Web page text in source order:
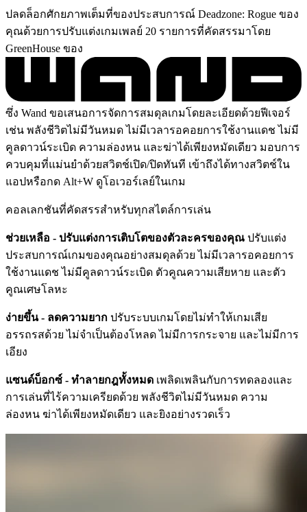
ปลดล็อกศักยภาพเต็มที่ของประสบการณ์ Deadzone: Rogue ของ
คุณด้วยการปรับแต่งเกมเพลย์ 20 รายการที่คัดสรรมาโดย
GreenHouse ของ
ซึ่ง Wand ขอเสนอการจัดการสมดุลเกมโดยละเอียดด้วยฟีเจอร์
เช่น พลังชีวิตไม่มีวันหมด ไม่มีเวลารอคอยการใช้งานแดช ไม่มี
คูลดาวน์ระเบิด ความล่องหน และฆ่าได้เพียงหมัดเดียว มอบการ
ควบคุมที่แม่นยำด้วยสวิตช์เปิด/ปิดทันที เข้าถึงได้ทางสวิตช์ใน
แอปหรือกด Alt+W ดูโอเวอร์เลย์ในเกม
คอลเลกชันที่คัดสรรสำหรับทุกสไตล์การเล่น
ช่วยเหลือ - ปรับแต่งการเติบโตของตัวละครของคุณ ปรับแต่ง
ประสบการณ์เกมของคุณอย่างสมดุลด้วย ไม่มีเวลารอคอยการ
ใช้งานแดช ไม่มีคูลดาวน์ระเบิด ตัวคูณความเสียหาย และตัว
คูณเศษโลหะ
ง่ายขึ้น - ลดความยาก ปรับระบบเกมโดยไม่ทำให้เกมเสีย
อรรถรสด้วย ไม่จำเป็นต้องโหลด ไม่มีการกระจาย และไม่มีการ
เอียง
แซนด์บ็อกซ์ - ทำลายกฎทั้งหมด เพลิดเพลินกับการทดลองและ
การเล่นที่ไร้ความเครียดด้วย พลังชีวิตไม่มีวันหมด ความ
ล่องหน ฆ่าได้เพียงหมัดเดียว และยิงอย่างรวดเร็ว